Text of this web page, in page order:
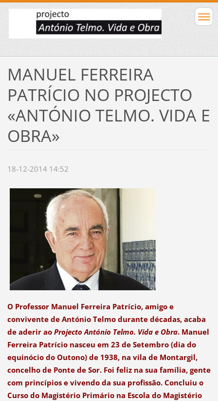
MANUEL FERREIRA
PATRÍCIO NO PROJECTO
«ANTÓNIO TELMO. VIDA E
OBRA»
18-12-2014 14:52
O Professor Manuel Ferreira Patrício, amigo e
convivente de António Telmo durante décadas, acaba
de aderir ao Projecto António Telmo. Vida e Obra. Manuel
Ferreira Patrício nasceu em 23 de Setembro (dia do
equinócio do Outono) de 1938, na vila de Montargil,
concelho de Ponte de Sor. Foi feliz na sua família, gente
com princípios e vivendo da sua proﬁssão. Concluiu o
Curso do Magistério Primário na Escola do Magistério